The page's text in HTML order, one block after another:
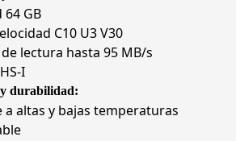
64 GB
C10 U3 V30
lectura hasta 95 MB/s
I
durabilidad:
a altas y bajas temperaturas